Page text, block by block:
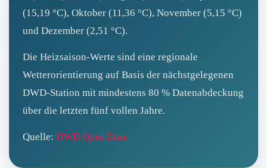
(15,19 °C), Oktober (11,36 °C), November (5,15 °C)
und Dezember (2,51 °C).
Die Heizsaison-Werte sind eine regionale
Wetterorientierung auf Basis der nächstgelegenen
DWD-Station mit mindestens 80 % Datenabdeckung
über die letzten fünf vollen Jahre.
Quelle: DWD Open Data